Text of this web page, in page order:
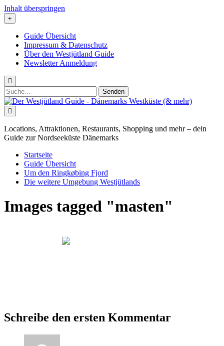
Inhalt überspringen
Guide Übersicht
Impressum & Datenschutz
Über den Westjütland Guide
Newsletter Anmeldung
Suchen
nach:
Der
Westjütland
Guide
-
Dänemarks
mehr)
Locations, Attraktionen, Restaurants, Shopping und mehr – dein
Guide zur Nordseeküste Dänemarks
Startseite
Guide Übersicht
Um den Ringkøbing Fjord
Die weitere Umgebung Westjütlands
Images tagged "masten"
Schreibe den ersten Kommentar